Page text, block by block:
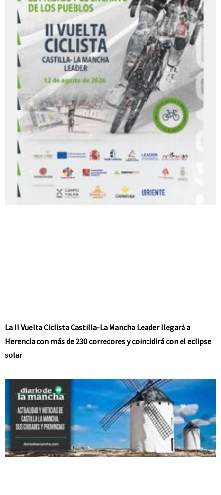
La II Vuelta Ciclista Castilla-La Mancha Leader llegará a
Herencia con más de 230 corredores y coincidirá con el eclipse
solar